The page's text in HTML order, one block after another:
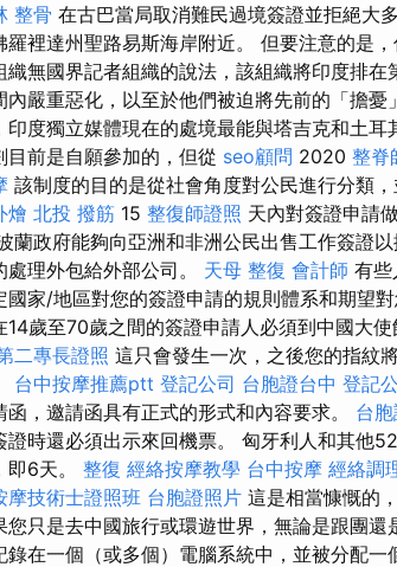
整骨 在古巴當局取消難民過境簽證並拒絕大
羅裡達州聖路易斯海岸附近。 但要注意的是
織無國界記者組織的說法，該組織將印度排在
內嚴重惡化，以至於他們被迫將先前的「擔憂
印度獨立媒體現在的處境最能與塔吉克和土耳
目前是自願參加的，但從 seo顧問 2020 整脊
該制度的目的是從社會角度對公民進行分類
燴 北投 撥筋 15 整復師證照 天內對簽證申請
蘭政府能夠向亞洲和非洲公民出售工作簽證以
處理外包給外部公司。 天母 整復 會計師 有些
國家/地區對您的簽證申請的規則體系和期望
14歲至70歲之間的簽證申請人必須到中國大使
二專長證照 這只會發生一次，之後您的指紋
台中按摩推薦ptt 登記公司 台胞證台中 登記
函，邀請函具有正式的形式和內容要求。 台
證時還必須出示來回機票。 匈牙利人和其他
即6天。 整復 經絡按摩教學 台中按摩 經絡調
摩技術士證照班 台胞證照片 這是相當慷慨的
您只是去中國旅行或環遊世界，無論是跟團
錄在一個（或多個）電腦系統中，並被分配一